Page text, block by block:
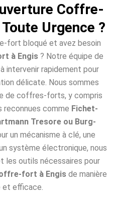
Coffre-
Urgence ?
fort bloqué et avez besoin
à Engis ? Notre équipe de
intervenir rapidement pour
délicate. Nous sommes
de coffres-forts, y compris
reconnues comme Fichet-
Tresore ou Burg-
un mécanisme à clé, une
système électronique, nous
les outils nécessaires pour
fort à Engisde manière
et efficace.